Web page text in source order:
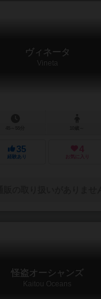
ヴィネータ
Vineta
35
経験あり
4
お気に入り
怪盗オーシャンズ
Kaitou Oceans